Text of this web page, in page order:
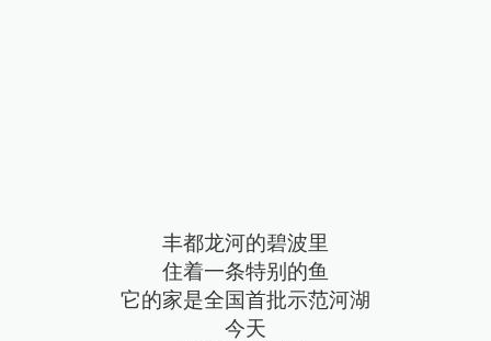
丰都龙河的碧波里
住着一条特别的鱼
它的家是全国首批示范河湖
今天